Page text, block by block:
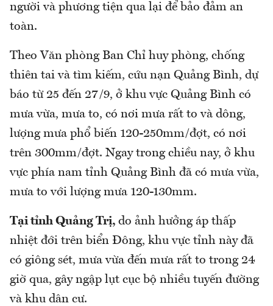
người và phương tiện qua lại để bảo đảm an
toàn.
Theo Văn phòng Ban Chỉ huy phòng, chống
thiên tai và tìm kiếm, cứu nạn Quảng Bình, dự
báo từ 25 đến 27/9, ở khu vực Quảng Bình có
mưa vừa, mưa to, có nơi mưa rất to và dông,
lượng mưa phổ biến 120-250mm/đợt, có nơi
trên 300mm/đợt. Ngay trong chiều nay, ở khu
vực phía nam tỉnh Quảng Bình đã có mưa vừa,
mưa to với lượng mưa 120-130mm.
Tại tỉnh Quảng Trị, do ảnh hưởng áp thấp
nhiệt đới trên biển Đông, khu vực tỉnh này đã
có giông sét, mưa vừa đến mưa rất to trong 24
giờ qua, gây ngập lụt cục bộ nhiều tuyến đường
và khu dân cư.